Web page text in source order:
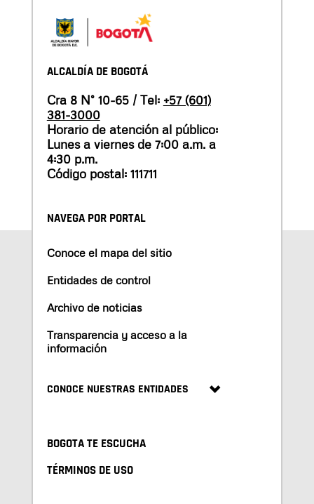
ALCALDÍA DE BOGOTÁ
Cra 8 N° 10-65 / Tel: +57 (601)
381-3000
Horario de atención al público:
Lunes a viernes de 7:00 a.m. a
4:30 p.m.
Código postal: 111711
NAVEGA POR PORTAL
Conoce el mapa del sitio
Entidades de control
Archivo de noticias
Transparencia y acceso a la
información
CONOCE NUESTRAS ENTIDADES
BOGOTA TE ESCUCHA
TÉRMINOS DE USO